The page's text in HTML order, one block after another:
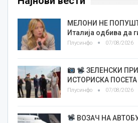
МЕЛОНИ НЕ
Италија одбива да
Плусинфо 07/08/2026
ЗЕЛЕНСКИ
ИСТОРИСКА
Плусинфо 07/08/2026
ВОЗАЧ НА